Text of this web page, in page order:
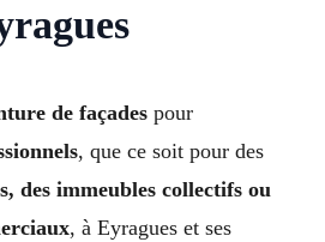
de façades pour
, que ce soit pour des
des immeubles collectifs ou
, à Eyragues et ses